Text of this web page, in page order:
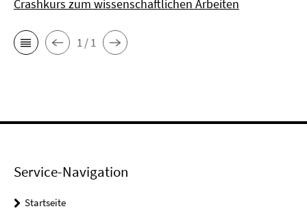
Crashkurs zum wissenschaftlichen Arbeiten
1 / 1
Service-Navigation
Startseite